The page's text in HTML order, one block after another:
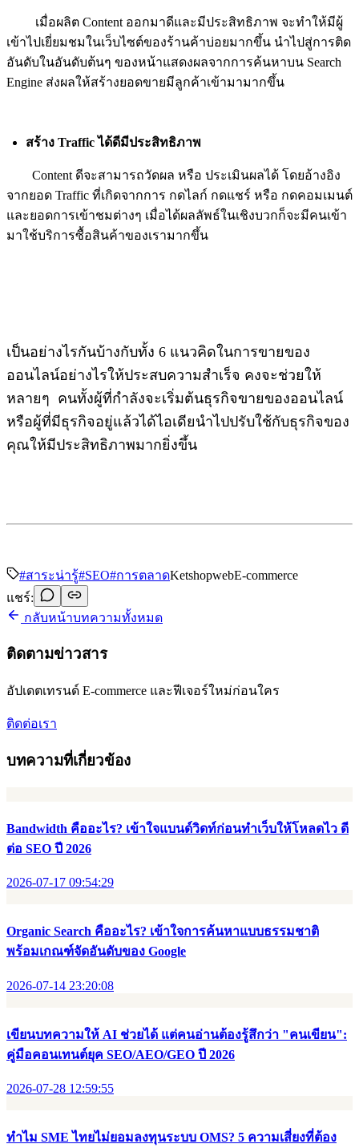
เมื่อผลิต Content ออกมาดีและมีประสิทธิภาพ จะทำให้มีผู้
เข้าไปเยี่ยมชมในเว็บไซต์ของร้านค้าบ่อยมากขึ้น นำไปสู่การติด
อันดับในอันดับต้นๆ ของหน้าแสดงผลจากการค้นหาบน Search
Engine ส่งผลให้สร้างยอดขายมีลูกค้าเข้ามามากขึ้น
สร้าง Traffic ได้ดีมีประสิทธิภาพ
Content ดีจะสามารถวัดผล หรือ ประเมินผลได้ โดยอ้างอิง
จากยอด Traffic ที่เกิดจากการ กดไลก์ กดแชร์ หรือ กดคอมเมนต์
และยอดการเข้าชมต่างๆ เมื่อได้ผลลัพธ์ในเชิงบวกก็จะมีคนเข้า
มาใช้บริการซื้อสินค้าของเรามากขึ้น
เป็นอย่างไรกันบ้างกับทั้ง 6 แนวคิดในการขายของ
ออนไลน์อย่างไรให้ประสบความสำเร็จ คงจะช่วยให้
หลายๆ คนทั้งผู้ที่กำลังจะเริ่มต้นธุรกิจขายของออนไลน์
หรือผู้ที่มีธุรกิจอยู่แล้วได้ไอเดียนำไปปรับใช้กับธุรกิจของ
คุณให้มีประสิทธิภาพมากยิ่งขึ้น
#สาระน่ารู้#SEO#การตลาดKetshopwebE-commerce
แชร์:
กลับหน้าบทความทั้งหมด
ติดตามข่าวสาร
อัปเดตเทรนด์ E-commerce และฟีเจอร์ใหม่ก่อนใคร
ติดต่อเรา
บทความที่เกี่ยวข้อง